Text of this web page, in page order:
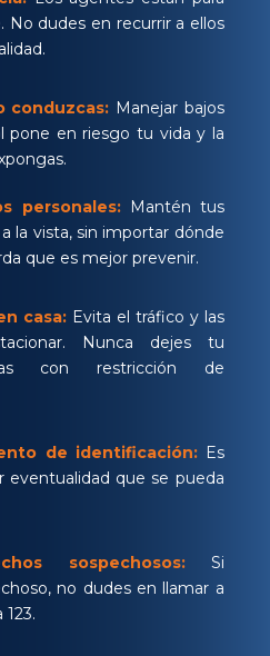
dudes en recurrir a ellos
conduzcas: Manejar bajos
pone en riesgo tu vida y la
personales:Mantén tus
la vista, sin importar dónde
que es mejor prevenir.
casa:Evita el tráfico y las
Nunca dejes tu
con restricción de
de identificación:Es
eventualidad que se pueda
sospechosos:
Si
no dudes en llamar a